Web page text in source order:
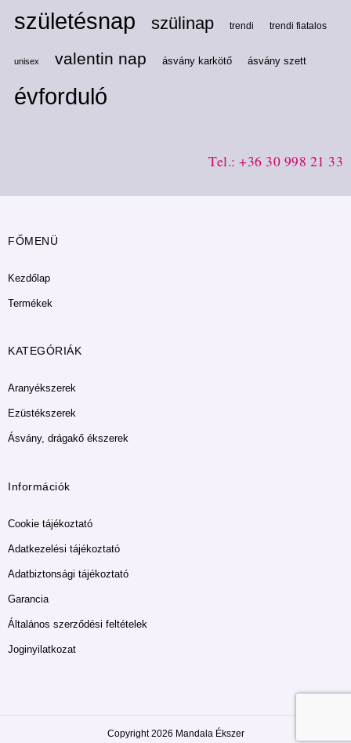
születésnap szülinap trendi trendi fiatalos
unisex valentin nap ásvány karkötő ásvány szett
évforduló
Tel.: +36 30 998 21 33
FŐMENÜ
Kezdőlap
Termékek
KATEGÓRIÁK
Aranyékszerek
Ezüstékszerek
Ásvány, drágakő ékszerek
Információk
Cookie tájékoztató
Adatkezelési tájékoztató
Adatbiztonsági tájékoztató
Garancia
Általános szerződési feltételek
Joginyilatkozat
Copyright 2026 Mandala Ékszer